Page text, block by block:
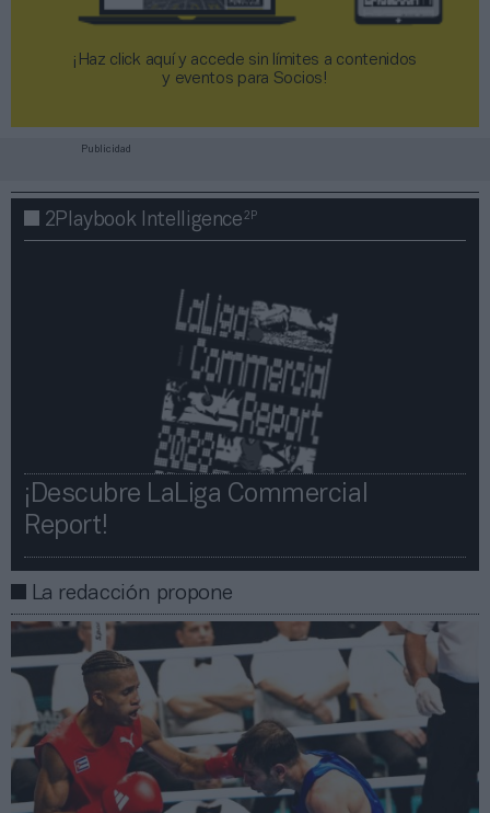
¡Haz click aquí y accede sin límites a contenidos
y eventos para Socios!​​​​​​​
Publicidad
2Playbook Intelligence2P
¡Descubre LaLiga Commercial
Report!​​
La redacción propone